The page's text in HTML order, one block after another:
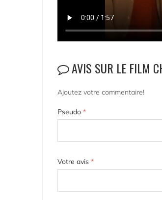
AVIS SUR LE FILM
Ajoutez votre commentaire!
Pseudo *
Votre avis *